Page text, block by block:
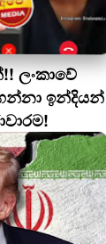
ලංකාවේ
ඉන්දියන්